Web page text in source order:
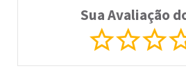
Sua Avaliação